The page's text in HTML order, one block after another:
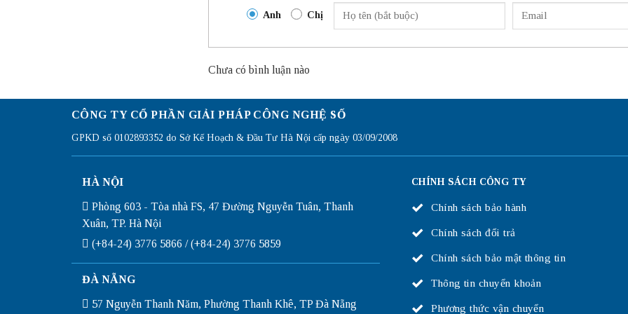
Anh Chị
Chưa có bình luận nào
CÔNG TY CỔ PHẦN GIẢI PHÁP CÔNG NGHỆ SỐ
GPKD số 0102893352 do Sở Kế Hoạch & Đầu Tư Hà Nội cấp ngày 03/09/2008
HÀ NỘI
Phòng 603 - Tòa nhà FS, 47 Đường Nguyễn Tuân, Thanh
Xuân, TP. Hà Nội
(+84-24) 3776 5866 / (+84-24) 3776 5859
ĐÀ NẴNG
57 Nguyễn Thanh Năm, Phường Thanh Khê, TP Đà Nẵng
CHÍNH SÁCH CÔNG TY
Chính sách bảo hành
Chính sách đổi trả
Chính sách bảo mật thông tin
Thông tin chuyển khoản
Phương thức vận chuyển